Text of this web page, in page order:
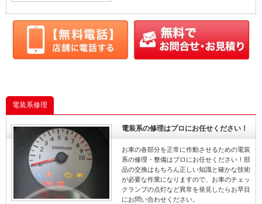
電装系修理
電装系の修理はプロにお任せください！
お車の各部分を正常に作動させるための電装
系の修理・整備はプロにお任せください！部
品の交換はもちろん正しい知識と確かな技術
が必要な作業になりますので、お車のチェッ
クランプの点灯など異常を発見したらお早目
にお問い合わせください。